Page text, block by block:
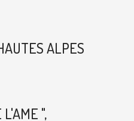
ALPES
",